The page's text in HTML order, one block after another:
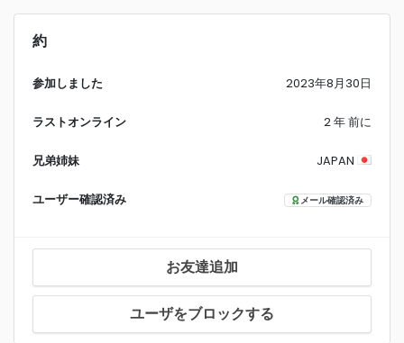
約
参加しました 2023年8月30日
ラストオンライン 2 年 前に
兄弟姉妹 JAPAN
ユーザー確認済み メール確認済み
お友達追加
ユーザをブロックする